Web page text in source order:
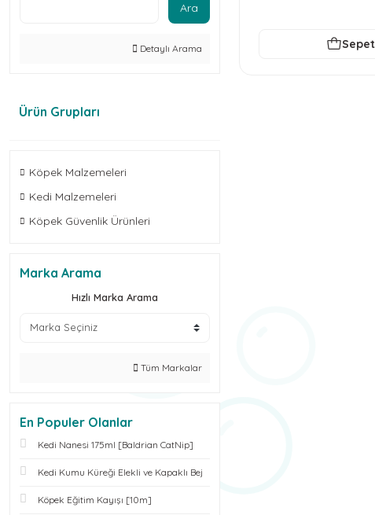
Ara
Detaylı Arama
Ürün Grupları
Köpek Malzemeleri
Kedi Malzemeleri
Köpek Güvenlik Ürünleri
Marka Arama
Hızlı Marka Arama
Tüm Markalar
En Populer Olanlar
Kedi Nanesi 175ml [Baldrian CatNip]
Kedi Kumu Küreği Elekli ve Kapaklı Bej
Köpek Eğitim Kayışı [10m]